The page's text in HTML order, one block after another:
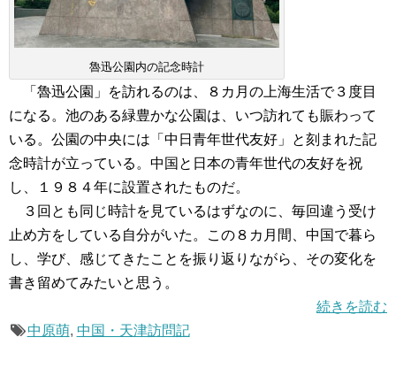
魯迅公園内の記念時計
「魯迅公園」を訪れるのは、８カ月の上海生活で３度目
になる。池のある緑豊かな公園は、いつ訪れても賑わって
いる。公園の中央には「中日青年世代友好」と刻まれた記
念時計が立っている。中国と日本の青年世代の友好を祝
し、１９８４年に設置されたものだ。
３回とも同じ時計を見ているはずなのに、毎回違う受け
止め方をしている自分がいた。この８カ月間、中国で暮ら
し、学び、感じてきたことを振り返りながら、その変化を
書き留めてみたいと思う。
続きを読む
中原萌, 中国・天津訪問記